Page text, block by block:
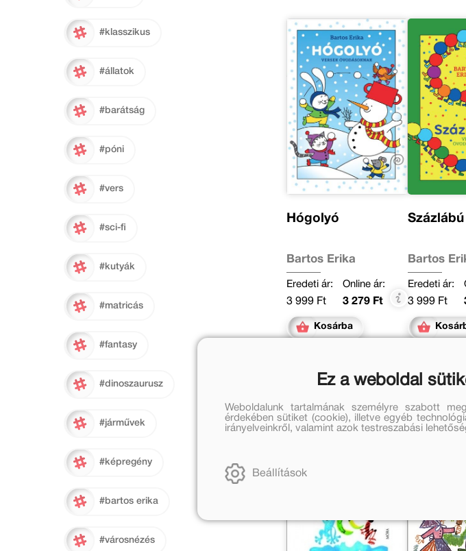
#klasszikus
#állatok
#barátság
#póni
#vers
#sci-fi
#kutyák
#matricás
#fantasy
#dinoszaurusz
#járművek
#képregény
#bartos erika
#városnézés
Hógolyó
Bartos Erika
Eredeti ár:
3 999 Ft
Online ár:
3 279 Ft
Kosárba
Százlábú
Bartos
Eredeti ár:
3 999 Ft
Ez a weboldal
Weboldalunk tartalmának személyre szabott
érdekében sütiket (cookie), illetve egyéb
irányelveinkről, valamint azok testreszabási
Beállítások